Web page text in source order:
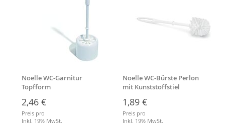
Noelle WC-Garnitur
Topfform
2,46 €
Preis pro
Inkl. 19% MwSt.
Noelle WC-Bürste Perlon
mit Kunststoffstiel
1,89 €
Preis pro
Inkl. 19% MwSt.